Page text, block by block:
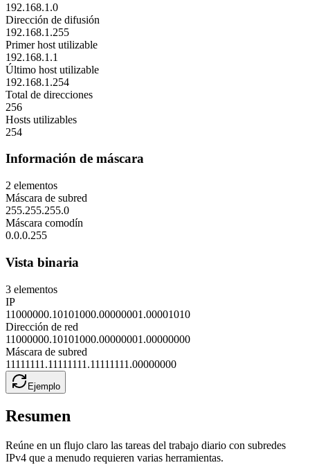
192.168.1.0
Dirección de difusión
192.168.1.255
Primer host utilizable
192.168.1.1
Último host utilizable
192.168.1.254
Total de direcciones
256
Hosts utilizables
254
Información de máscara
2 elementos
Máscara de subred
255.255.255.0
Máscara comodín
0.0.0.255
Vista binaria
3 elementos
IP
11000000.10101000.00000001.00001010
Dirección de red
11000000.10101000.00000001.00000000
Máscara de subred
11111111.11111111.11111111.00000000
Ejemplo
Resumen
Reúne en un flujo claro las tareas del trabajo diario con subredes
IPv4 que a menudo requieren varias herramientas.